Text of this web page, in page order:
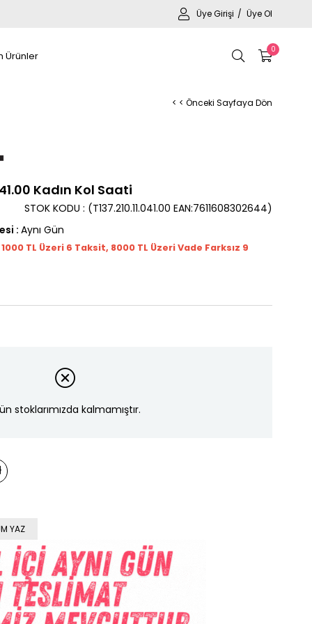
Üye Girişi Üye Ol
0
Ürünler
< < Önceki Sayfaya Dön
Kadın Kol Saati
(T137.210.11.041.00 EAN:7611608302644)
STOK KODU
: Aynı Gün
TL Üzeri 6 Taksit, 8000 TL Üzeri Vade Farksız 9
stoklarımızda kalmamıştır.
YAZ